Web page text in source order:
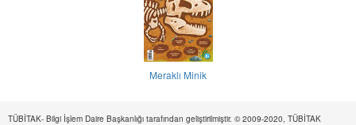
Meraklı Minik
TÜBİTAK- Bilgi İşlem Daire Başkanlığı tarafından geliştirilmiştir. © 2009-2020, TÜBİTAK